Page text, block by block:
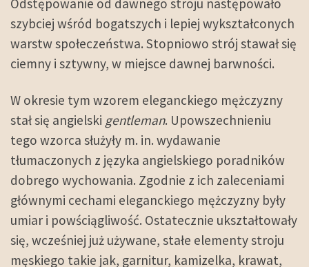
Odstępowanie od dawnego stroju następowało
szybciej wśród bogatszych i lepiej wykształconych
warstw społeczeństwa. Stopniowo strój stawał się
ciemny i sztywny, w miejsce dawnej barwności.
W okresie tym wzorem eleganckiego mężczyzny
stał się angielski gentleman. Upowszechnieniu
tego wzorca służyły m. in. wydawanie
tłumaczonych z języka angielskiego poradników
dobrego wychowania. Zgodnie z ich zaleceniami
głównymi cechami eleganckiego mężczyzny były
umiar i powściągliwość. Ostatecznie ukształtowały
się, wcześniej już używane, stałe elementy stroju
męskiego takie jak, garnitur, kamizelka, krawat,